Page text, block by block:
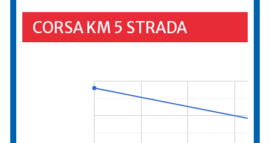
CORSA KM 5 STRADA